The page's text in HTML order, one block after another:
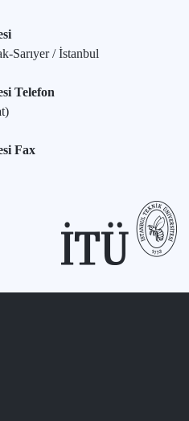
Sarıyer / İstanbul
Telefon
Fax